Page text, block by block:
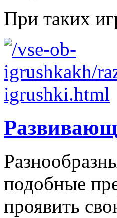
При таких
подобные
проявить